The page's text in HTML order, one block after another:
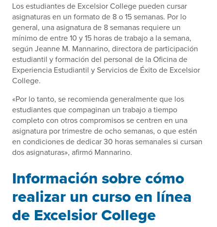
Los estudiantes de Excelsior College pueden cursar
asignaturas en un formato de 8 o 15 semanas. Por lo
general, una asignatura de 8 semanas requiere un
mínimo de entre 10 y 15 horas de trabajo a la semana,
según Jeanne M. Mannarino, directora de participación
estudiantil y formación del personal de la Oficina de
Experiencia Estudiantil y Servicios de Éxito de Excelsior
College.
«Por lo tanto, se recomienda generalmente que los
estudiantes que compaginan un trabajo a tiempo
completo con otros compromisos se centren en una
asignatura por trimestre de ocho semanas, o que estén
en condiciones de dedicar 30 horas semanales si cursan
dos asignaturas», afirmó Mannarino.
Información sobre cómo
realizar un curso en línea
de Excelsior College